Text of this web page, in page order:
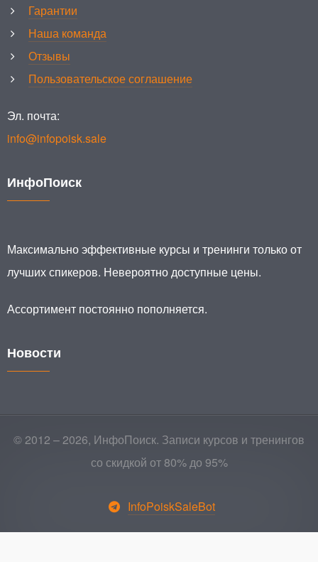
Гарантии
Наша команда
Отзывы
Пользовательское соглашение
Эл. почта:
info@infopoisk.sale
ИнфоПоиск
Максимально эффективные курсы и тренинги только от
лучших спикеров. Невероятно доступные цены.
Ассортимент постоянно пополняется.
Новости
© 2012 – 2026, ИнфоПоиск. Записи курсов и тренингов
со скидкой от 80% до 95%
InfoPoiskSaleBot